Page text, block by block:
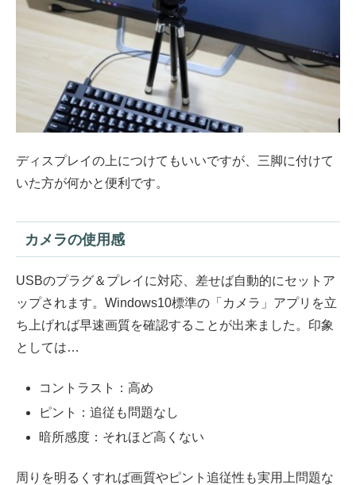
ディスプレイの上につけてもいいですが、三脚に付けて
いた方が何かと便利です。
カメラの使用感
USBのプラグ＆プレイに対応、差せば自動的にセットア
ップされます。Windows10標準の「カメラ」アプリを立
ち上げれば早速画質を確認することが出来ました。印象
としては…
コントラスト：高め
ピント：追従も問題なし
暗所感度：それほど高くない
周りを明るくすれば画質やピント追従性も実用上問題な